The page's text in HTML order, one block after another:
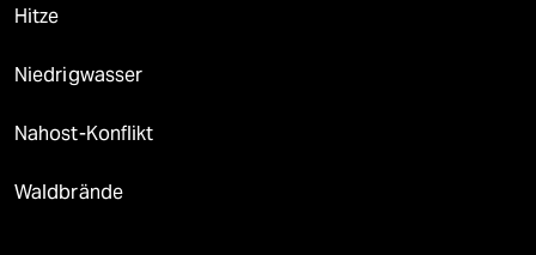
Hitze
Niedrigwasser
Nahost-Konflikt
Waldbrände